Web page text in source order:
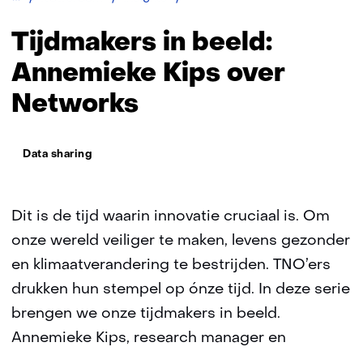
beeld:
Annemieke
Kips
Tijdmakers in beeld:
Annemieke Kips over
Networks
Thema:
Data sharing
Dit is de tijd waarin innovatie cruciaal is. Om
onze wereld veiliger te maken, levens gezonder
en klimaatverandering te bestrijden. TNO’ers
drukken hun stempel op ónze tijd. In deze serie
brengen we onze tijdmakers in beeld.
Annemieke Kips, research manager en